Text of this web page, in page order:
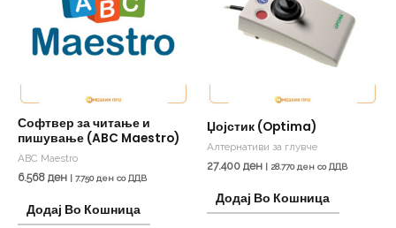
Софтвер за читање и
пишување (ABC Maestro)
ABC Maestro
6.568 ден 7.750ден со ДДВ
Додај Во Кошница
Џојстик (Optima)
Алтернативи за глувче
27.400 ден 28.770ден со ДДВ
Додај Во Кошница